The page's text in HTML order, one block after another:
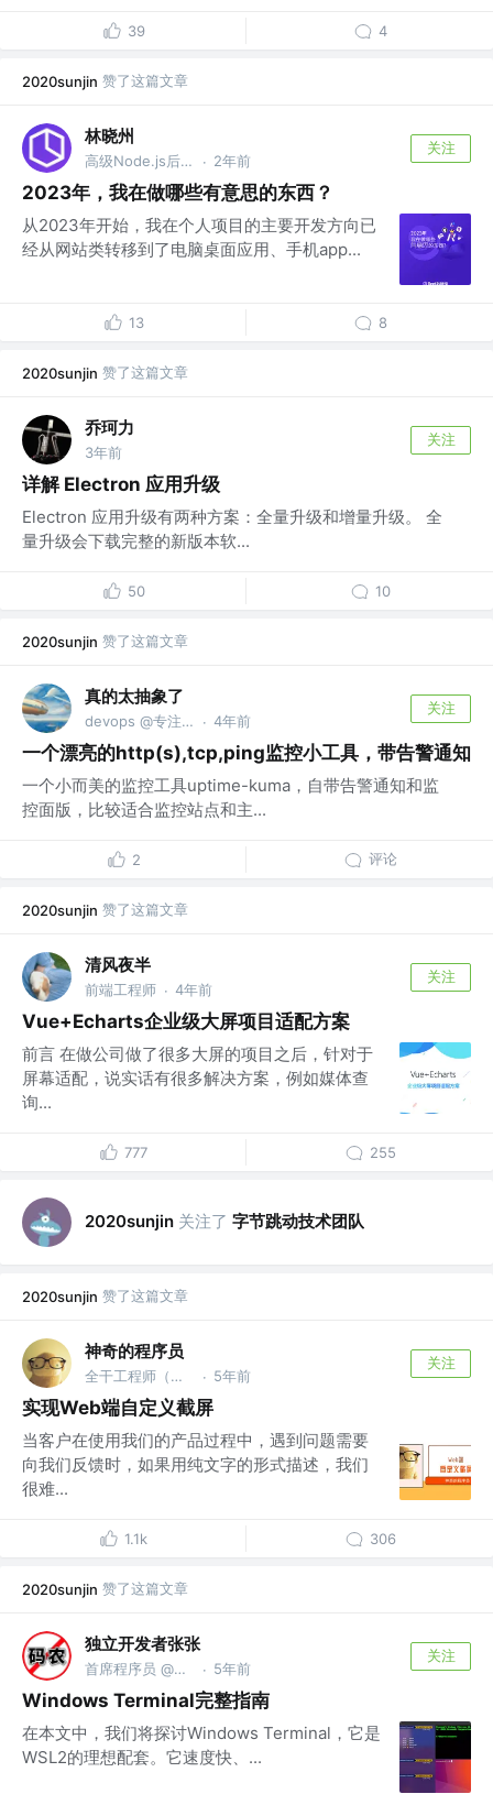
39 4
2020sunjin 赞了这篇文章
林晓州
高级Node.js后端开发工程师 · 2年前
关注
2023年，我在做哪些有意思的东西？
从2023年开始，我在个人项目的主要开发方向已
经从网站类转移到了电脑桌面应用、手机app...
13 8
2020sunjin 赞了这篇文章
乔珂力
3年前
关注
详解 Electron 应用升级
Electron 应用升级有两种方案：全量升级和增量升级。 全
量升级会下载完整的新版本软...
50 10
2020sunjin 赞了这篇文章
真的太抽象了
devops @专注达人 · 4年前
关注
一个漂亮的http(s),tcp,ping监控小工具，带告警通知
一个小而美的监控工具uptime-kuma，自带告警通知和监
控面版，比较适合监控站点和主...
2 评论
2020sunjin 赞了这篇文章
清风夜半
前端工程师 · 4年前
关注
Vue+Echarts企业级大屏项目适配方案
前言 在做公司做了很多大屏的项目之后，针对于
屏幕适配，说实话有很多解决方案，例如媒体查
询...
777 255
2020sunjin 关注了 字节跳动技术团队
2020sunjin 赞了这篇文章
神奇的程序员
全干工程师（主前端，副后端） @某上市公司 · 5年前
关注
实现Web端自定义截屏
当客户在使用我们的产品过程中，遇到问题需要
向我们反馈时，如果用纯文字的形式描述，我们
很难...
1.1k 306
2020sunjin 赞了这篇文章
独立开发者张张
首席程序员 @上海码码科技中心 · 5年前
关注
Windows Terminal完整指南
在本文中，我们将探讨Windows Terminal，它是
WSL2的理想配套。它速度快、...